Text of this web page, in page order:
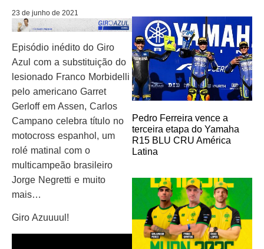
23 de junho de 2021
Episódio inédito do Giro
Azul com a substituição do
lesionado Franco Morbidelli
pelo americano Garret
Gerloff em Assen, Carlos
Campano celebra título no
motocross espanhol, um
rolé matinal com o
multicampeão brasileiro
Jorge Negretti e muito
mais…
Giro Azuuuul!
Pedro Ferreira vence a
terceira etapa do Yamaha
R15 BLU CRU América
Latina